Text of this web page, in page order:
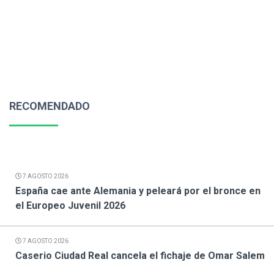
RECOMENDADO
7 AGOSTO 2026
España cae ante Alemania y peleará por el bronce en
el Europeo Juvenil 2026
7 AGOSTO 2026
Caserio Ciudad Real cancela el fichaje de Omar Salem